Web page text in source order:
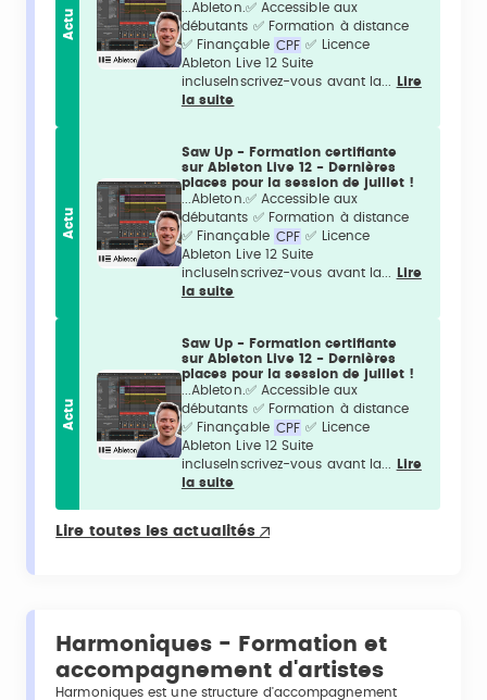
Actu
...Ableton.✅ Accessible aux
débutants ✅ Formation à distance
✅ Finançable CPF ✅ Licence
Ableton Live 12 Suite
incluseInscrivez-vous avant la...
Lire
la suite
Actu
Saw Up - Formation certifiante
sur Ableton Live 12 - Dernières
places pour la session de juillet !
...Ableton.✅ Accessible aux
débutants ✅ Formation à distance
✅ Finançable CPF ✅ Licence
Ableton Live 12 Suite
incluseInscrivez-vous avant la...
Lire
la suite
Actu
Saw Up - Formation certifiante
sur Ableton Live 12 - Dernières
places pour la session de juillet !
...Ableton.✅ Accessible aux
débutants ✅ Formation à distance
✅ Finançable CPF ✅ Licence
Ableton Live 12 Suite
incluseInscrivez-vous avant la...
Lire
la suite
Lire toutes les actualités
Harmoniques - Formation et
accompagnement d'artistes
Harmoniques est une structure d'accompagnement